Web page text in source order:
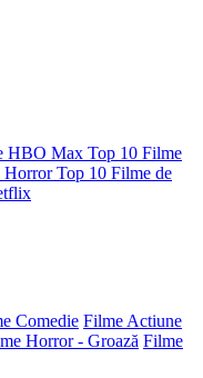
HBO Max Top 10 Filme
Horror Top 10 Filme de
Comedie Filme Actiune
Horror - Groază Filme